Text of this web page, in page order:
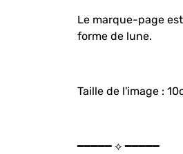
Le marque-page
forme de lune.
Taille de l'image :
━━━━━ ⟡ ━━━━━